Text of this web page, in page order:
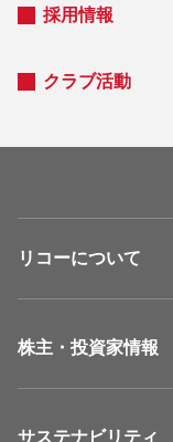
採用情報
クラブ活動
リコーについて
株主・投資家情報
サステナビリティ